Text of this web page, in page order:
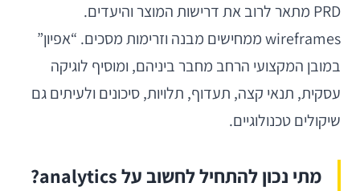
PRD מתאר לרוב את דרישות המוצר והיעדים.
wireframes ממחישים מבנה וזרימות מסכים. “אפיון”
במובן המקצועי הרחב מחבר ביניהם, ומוסיף לוגיקה
עסקית, תנאי קצה, תעדוף, תלויות, סיכונים ולעיתים גם
שיקולים טכנולוגיים.
מתי נכון להתחיל לחשוב על analytics?